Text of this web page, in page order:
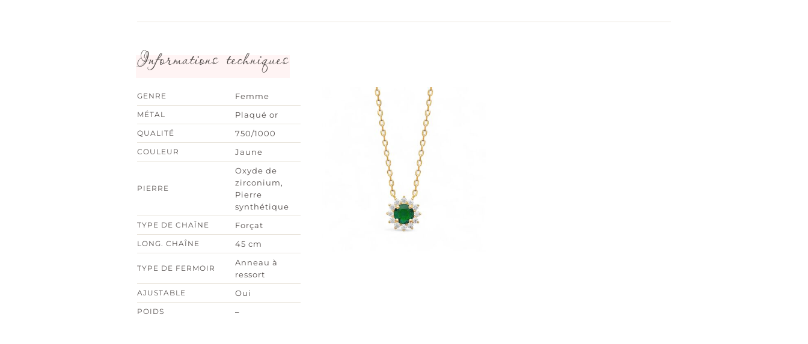
Informations techniques
GENRE Femme
MÉTAL Plaqué or
QUALITÉ 750/1000
COULEUR Jaune
PIERRE
Oxyde de
zirconium,
Pierre
synthétique
TYPE DE CHAÎNE Forçat
LONG. CHAÎNE 45 cm
TYPE DE FERMOIR
Anneau à
ressort
AJUSTABLE Oui
POIDS –